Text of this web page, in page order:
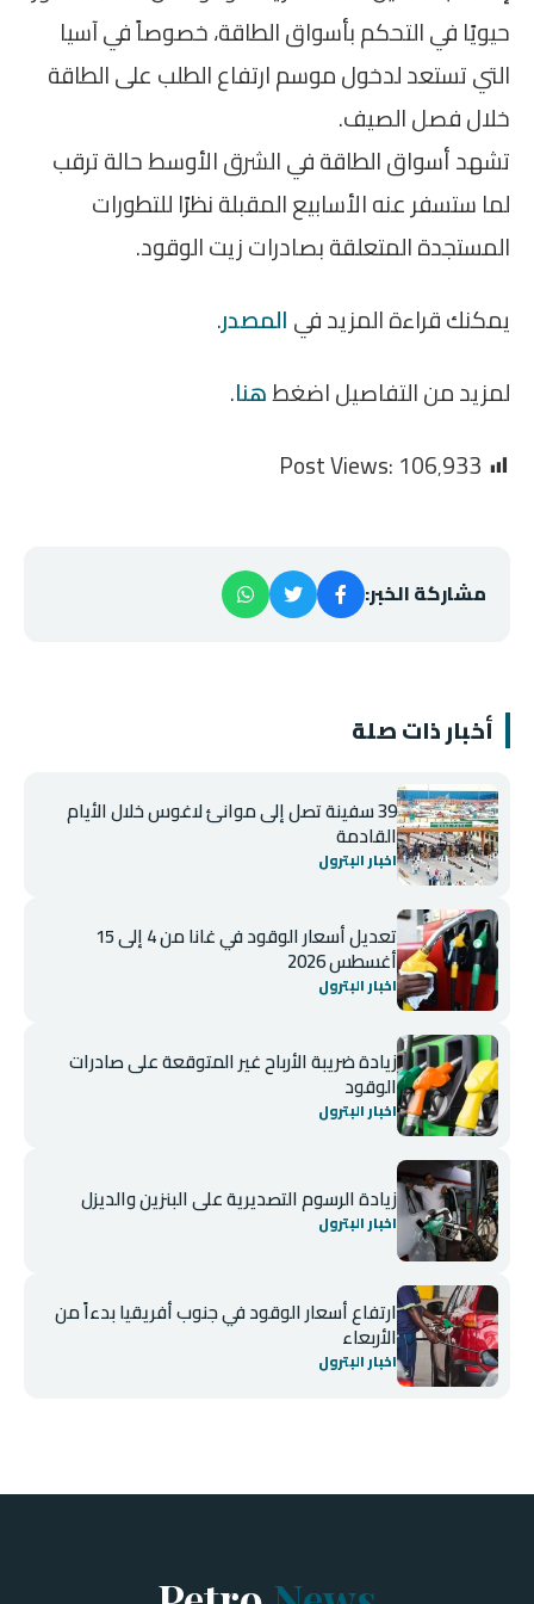
حيويًا في التحكم بأسواق الطاقة، خصوصاً في آسيا
التي تستعد لدخول موسم ارتفاع الطلب على الطاقة
خلال فصل الصيف.
تشهد أسواق الطاقة في الشرق الأوسط حالة ترقب
لما ستسفر عنه الأسابيع المقبلة نظرًا للتطورات
المستجدة المتعلقة بصادرات زيت الوقود.
يمكنك قراءة المزيد فيالمصدر.
لمزيد من التفاصيل اضغطهنا.
Post Views:106٬933
مشاركة الخبر:
أخبار ذات صلة
39 سفينة تصل إلى موانئ لاغوس خلال الأيام
القادمة
اخبار البترول
تعديل أسعار الوقود في غانا من 4 إلى 15
أغسطس 2026
اخبار البترول
زيادة ضريبة الأرباح غير المتوقعة على صادرات
الوقود
اخبار البترول
زيادة الرسوم التصديرية على البنزين والديزل
اخبار البترول
ارتفاع أسعار الوقود في جنوب أفريقيا بدءاً من
الأربعاء
اخبار البترول